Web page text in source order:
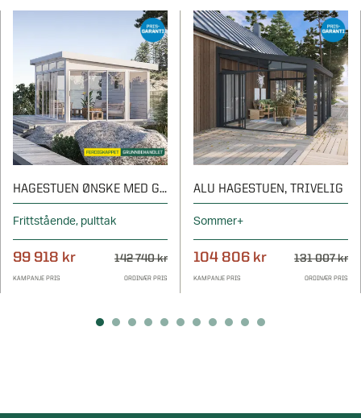
HAGESTUEN ØNSKE MED GLASSTAK
Frittstående, pulttak
99 918 kr 142 740 kr
KAMPANJE PRIS ORDINÆR PRIS
ALU HAGESTUEN, TRIVELIG
Sommer+
104 806 kr 131 007 kr
KAMPANJE PRIS ORDINÆR PRIS